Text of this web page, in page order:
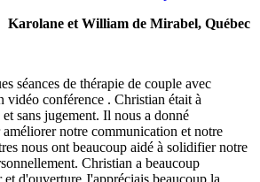
Karolane et William de Mirabel, Québec
séances de thérapie de couple avec
vidéo conférence . Christian était à
sans jugement. Il nous a donné
notre communication et notre
nous ont beaucoup aidé à solidifier notre
Christian a beaucoup
d'ouverture J'appréciais beaucoup la